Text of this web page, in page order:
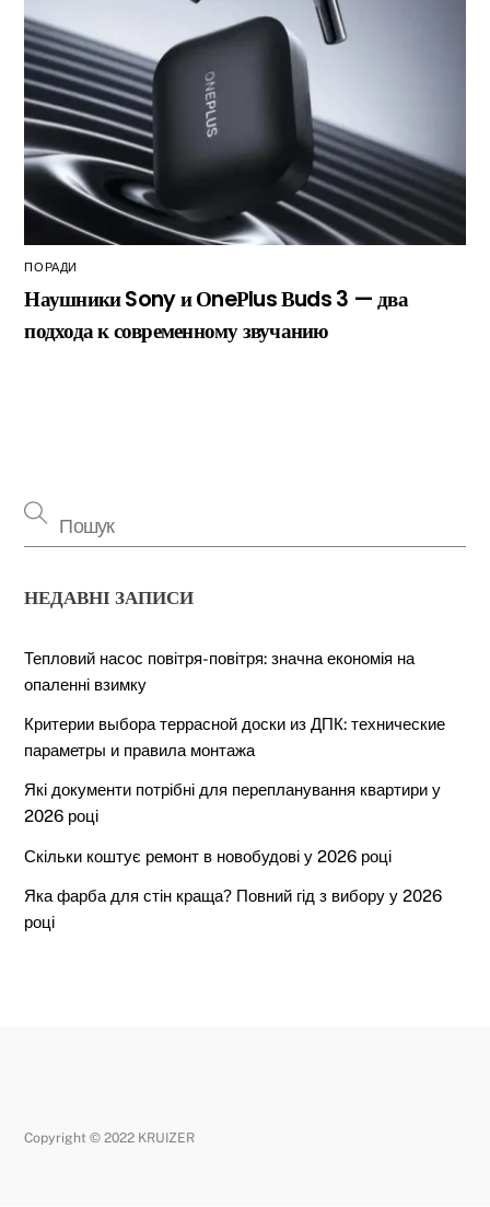
ПОРАДИ
Наушники Sony и ОneРlus Вuds 3 — два
подхода к современному звучанию
НЕДАВНІ ЗАПИСИ
Тепловий насос повітря-повітря: значна економія на
опаленні взимку
Критерии выбора террасной доски из ДПК: технические
параметры и правила монтажа
Які документи потрібні для перепланування квартири у
2026 році
Скільки коштує ремонт в новобудові у 2026 році
Яка фарба для стін краща? Повний гід з вибору у 2026
році
Copyright © 2022 KRUIZER